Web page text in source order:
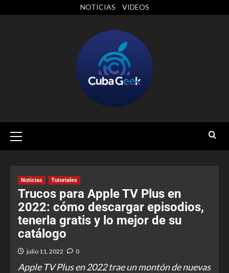
NOTICIAS VIDEOS
Noticias Tutoriales
Trucos para Apple TV Plus en
2022: cómo descargar episodios,
tenerla gratis y lo mejor de su
catálogo
julio 11, 2022 0
Apple TV Plus en 2022 trae un montón de nuevas